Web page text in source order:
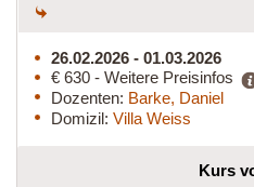
26.02.2026 - 01.03.2026
€ 630 - Weitere Preisinfos
Dozenten: Barke, Daniel
Domizil: Villa Weiss
Kurs